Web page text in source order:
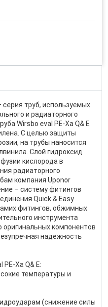
серия труб, используемых
и радиаторного
Wirsbo eval PE-Xa Q& E
С целью защиты
на трубы наносится
Слой гидроксид
кислорода в
радиаторного
компания Uponor
– систему фитингов
Quick & Easy
фитингов, обжимных
инструмента
компонентов
надежность
Xa Q& E:
температуры и
(снижение силы